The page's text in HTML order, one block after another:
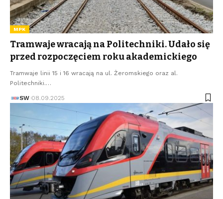
MPK
Tramwaje wracają na Politechniki. Udało się
przed rozpoczęciem roku akademickiego
Tramwaje linii 15 i 16 wracają na ul. Żeromskiego oraz al.
Politechniki.…
SW 08.09.2025